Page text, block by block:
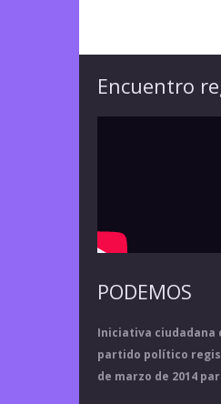
Encuentro
PODEMOS
Iniciativa ciudadana
partido político
de marzo de 2014